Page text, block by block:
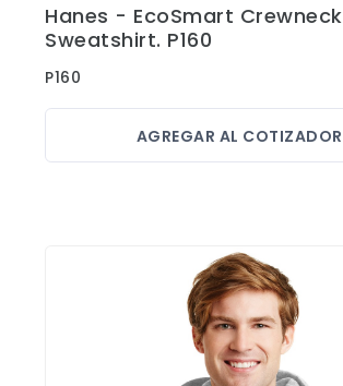
Ver Detalles
Hanes - EcoSmart Crewneck
Sweatshirt. P160
P160
AGREGAR AL COTIZADOR